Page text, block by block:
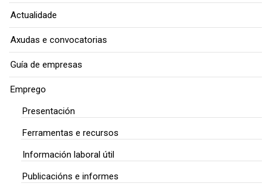
Actualidade
Axudas e convocatorias
Guía de empresas
Emprego
Presentación
Ferramentas e recursos
Información laboral útil
Publicacións e informes